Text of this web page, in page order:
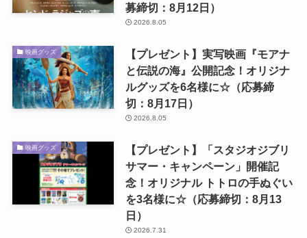
募締切：8月12日）
2026.8.05
映画グッズ
【プレゼント】実写映画『モアナ
と伝説の海』公開記念！オリジナ
ルグッズを6名様に☆（応募締
切：8月17日）
2026.8.05
映画グッズ
【プレゼント】「スタジオジブリ
サマー・キャンペーン」開催記
念！オリジナル トトロの手ぬぐい
を3名様に☆（応募締切：8月13
日）
2026.7.31